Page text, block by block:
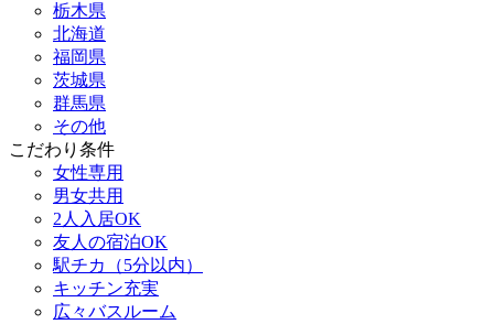
栃木県
北海道
福岡県
茨城県
群馬県
その他
こだわり条件
女性専用
男女共用
2人入居OK
友人の宿泊OK
駅チカ（5分以内）
キッチン充実
広々バスルーム